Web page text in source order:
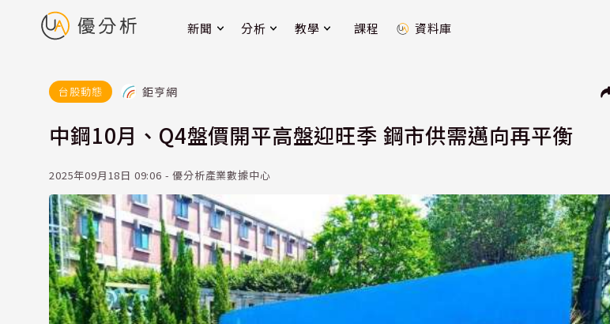
新聞 分析 教學 課程 資料庫
台股動態 鉅亨網
中鋼10月、Q4盤價開平高盤迎旺季 鋼市供需邁向再平衡
2025年09月18日 09:06 - 優分析產業數據中心